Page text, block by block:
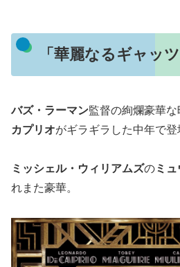
「華麗なるギャッツ
バズ・ラーマン監督の絢爛豪華な
カプリオがギラギラした中年で登
ミッシェル・ウィリアムズのミ
れまた豪華。